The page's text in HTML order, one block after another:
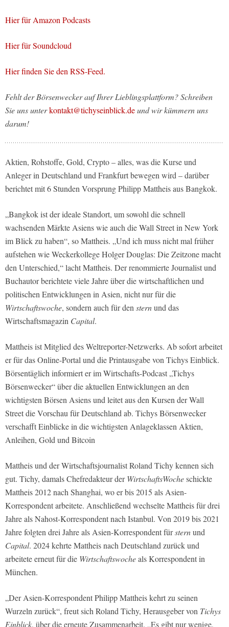
Hier für Amazon Podcasts
Hier für Soundcloud
Hier finden Sie den RSS-Feed.
Fehlt der Börsenwecker auf Ihrer Lieblingsplattform? Schreiben
Sie uns unterkontakt@tichyseinblick.deund wir kümmern uns
darum!
Aktien, Rohstoffe, Gold, Crypto – alles, was die Kurse und
Anleger in Deutschland und Frankfurt bewegen wird – darüber
berichtet mit 6 Stunden Vorsprung Philipp Mattheis aus Bangkok.
„Bangkok ist der ideale Standort, um sowohl die schnell
wachsenden Märkte Asiens wie auch die Wall Street in New York
im Blick zu haben“, so Mattheis. „Und ich muss nicht mal früher
aufstehen wie Weckerkollege Holger Douglas: Die Zeitzone macht
den Unterschied,“ lacht Mattheis. Der renommierte Journalist und
Buchautor berichtete viele Jahre über die wirtschaftlichen und
politischen Entwicklungen in Asien, nicht nur für die
Wirtschaftswoche, sondern auch für den sternund das
Wirtschaftsmagazin Capital.
Mattheis ist Mitglied des Weltreporter-Netzwerks. Ab sofort arbeitet
er für das Online-Portal und die Printausgabe von Tichys Einblick.
Börsentäglich informiert er im Wirtschafts-Podcast „Tichys
Börsenwecker“ über die aktuellen Entwicklungen an den
wichtigsten Börsen Asiens und leitet aus den Kursen der Wall
Street die Vorschau für Deutschland ab. Tichys Börsenwecker
verschafft Einblicke in die wichtigsten Anlageklassen Aktien,
Anleihen, Gold und Bitcoin
Mattheis und der Wirtschaftsjournalist Roland Tichy kennen sich
gut. Tichy, damals Chefredakteur derWirtschaftsWocheschickte
Mattheis 2012 nach Shanghai, wo er bis 2015 als Asien-
Korrespondent arbeitete. Anschließend wechselte Mattheis für drei
Jahre als Nahost-Korrespondent nach Istanbul. Von 2019 bis 2021
Jahre folgten drei Jahre als Asien-Korrespondent fürsternund
Capital. 2024 kehrte Mattheis nach Deutschland zurück und
arbeitete erneut für die Wirtschaftswocheals Korrespondent in
München.
„Der Asien-Korrespondent Philipp Mattheis kehrt zu seinen
Wurzeln zurück“, freut sich Roland Tichy, Herausgeber von Tichys
Einblick, über die erneute Zusammenarbeit. „Es gibt nur wenige,